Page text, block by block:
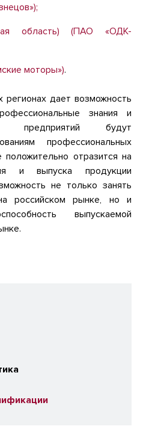
область) (ПАО «ОДК-
моторы»).
дает возможность
знания и
предприятий будут
профессиональных
отразится на
и выпуска продукции
не только занять
российском рынке, но и
выпускаемой